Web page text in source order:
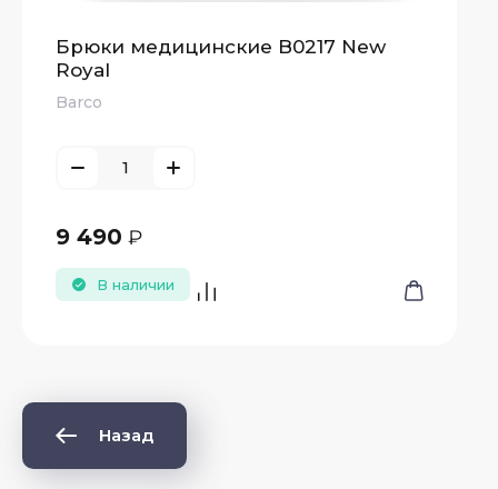
Брюки медицинские B0217 New
Royal
Barco
9 490 ₽
В наличии
Назад